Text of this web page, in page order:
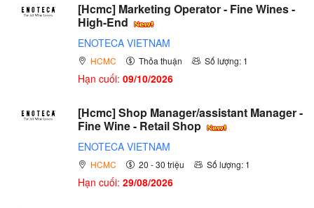
[Hcmc] Marketing Operator - Fine Wines -
High-End
ENOTECA VIETNAM
HCMC Thỏa thuận Số lượng: 1
Hạn cuối: 09/10/2026
[Hcmc] Shop Manager/assistant Manager -
Fine Wine - Retail Shop
ENOTECA VIETNAM
HCMC 20 - 30 triệu Số lượng: 1
Hạn cuối: 29/08/2026